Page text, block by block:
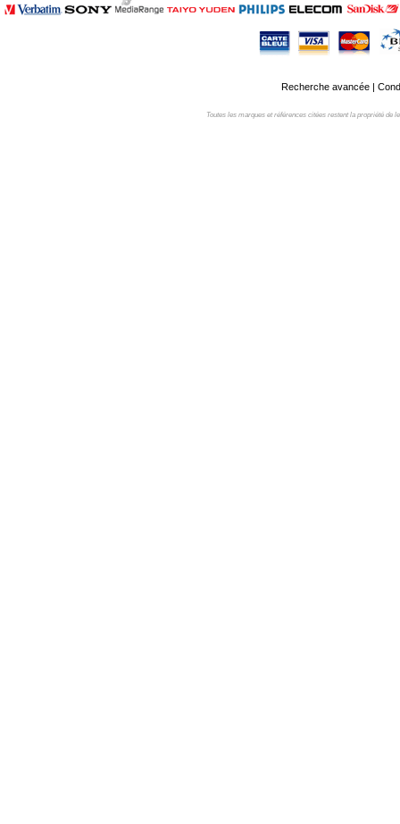
Recherche avancée|
Toutes les marques et références citées restent la propriété de